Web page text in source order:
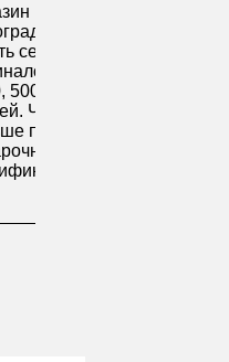
напитков
предлагает
сертификаты
500, 1000,
5000 и 10000
Читайте
про